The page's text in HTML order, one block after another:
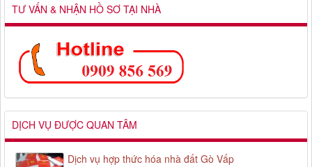
TƯ VẤN & NHẬN HỒ SƠ TẠI NHÀ
DỊCH VỤ ĐƯỢC QUAN TÂM
Dịch vụ hợp thức hóa nhà đất Gò Vấp